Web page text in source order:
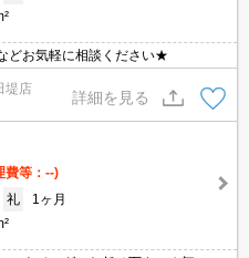
どお気軽に相談ください★
堤店
詳細を見る
費等：--)
礼
1ヶ月